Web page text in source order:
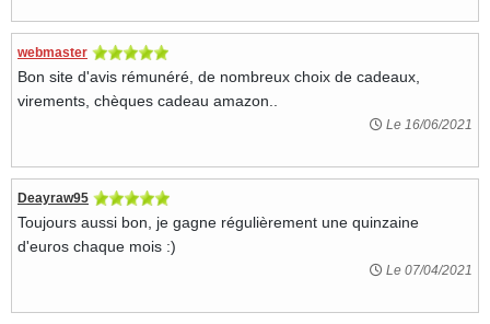
webmaster
Bon site d'avis rémunéré, de nombreux choix de cadeaux,
virements, chèques cadeau amazon..
Le 16/06/2021
Deayraw95
Toujours aussi bon, je gagne régulièrement une quinzaine
d'euros chaque mois :)
Le 07/04/2021